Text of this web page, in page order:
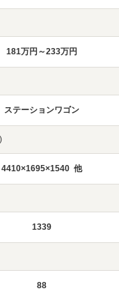
181万円～233万円
ステーションワゴン
4410×1695×1540 他
1339
88